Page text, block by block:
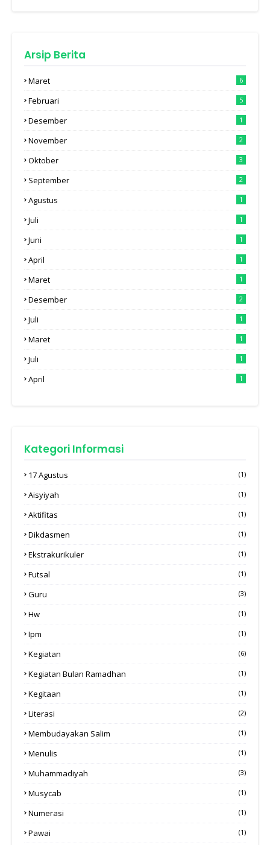
Arsip Berita
Maret 6
Februari 5
Desember 1
November 2
Oktober 3
September 2
Agustus 1
Juli 1
Juni 1
April 1
Maret 1
Desember 2
Juli 1
Maret 1
Juli 1
April 1
Kategori Informasi
17 Agustus (1)
Aisyiyah (1)
Aktifitas (1)
Dikdasmen (1)
Ekstrakurikuler (1)
Futsal (1)
Guru (3)
Hw (1)
Ipm (1)
Kegiatan (6)
Kegiatan Bulan Ramadhan (1)
Kegitaan (1)
Literasi (2)
Membudayakan Salim (1)
Menulis (1)
Muhammadiyah (3)
Musycab (1)
Numerasi (1)
Pawai (1)